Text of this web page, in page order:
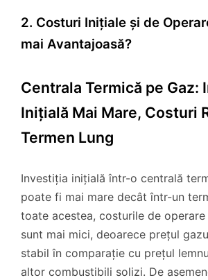
2. Costuri Inițiale și de
mai Avantajoasă?
Centrala Termică pe Gaz:
Inițială Mai Mare, Costuri
Termen Lung
Investiția inițială într-o centrală
poate fi mai mare decât într-un
toate acestea, costurile de
sunt mai mici, deoarece prețul
stabil în comparație cu prețul
altor combustibili solizi. De